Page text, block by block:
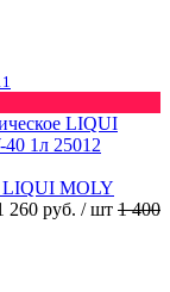
LIQUI MOLY
260 руб. / шт 1 400